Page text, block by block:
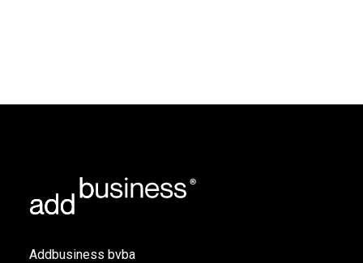
Addbusiness bvba